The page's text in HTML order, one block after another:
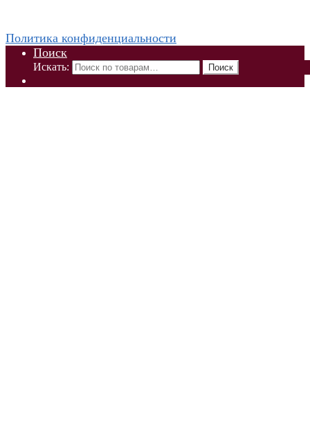
Политика конфиденциальности
Поиск
Искать: Поиск